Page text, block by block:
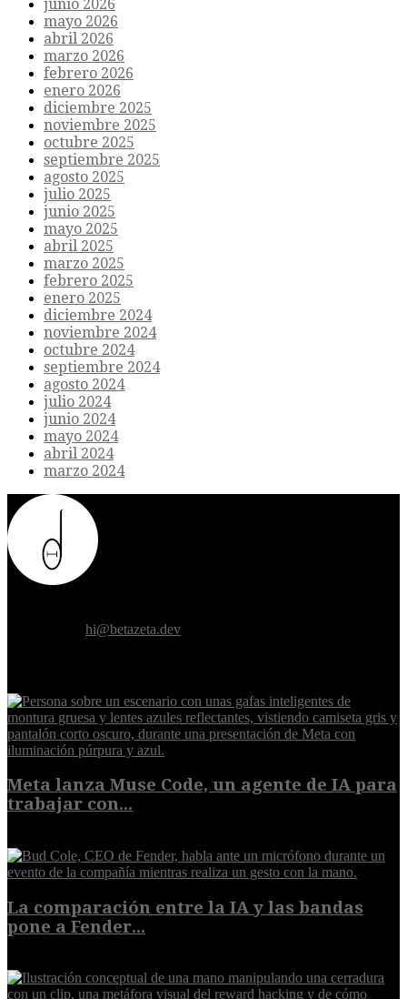
junio 2026
mayo 2026
abril 2026
marzo 2026
febrero 2026
enero 2026
diciembre 2025
noviembre 2025
octubre 2025
septiembre 2025
agosto 2025
julio 2025
junio 2025
mayo 2025
abril 2025
marzo 2025
febrero 2025
enero 2025
diciembre 2024
noviembre 2024
octubre 2024
septiembre 2024
agosto 2024
julio 2024
junio 2024
mayo 2024
abril 2024
marzo 2024
hi@betazeta.dev
Meta lanza Muse Code, un agente de IA para
trabajar con...
La comparación entre la IA y las bandas
pone a Fender...